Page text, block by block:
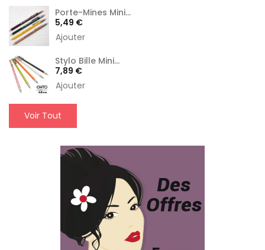
Porte-Mines Mini...
Prix
5,49 €
Ajouter
Stylo Bille Mini...
Prix
7,89 €
Ajouter
Voir Tout